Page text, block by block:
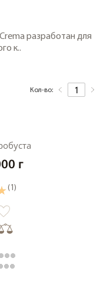
разработан для
к..
Кол-во:
г
(1)